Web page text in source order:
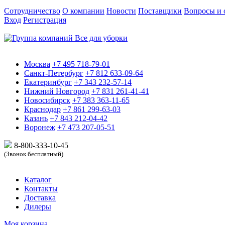
Сотрудничество О компании Новости Поставщики Вопросы и
Вход Регистрация
Москва +7 495 718-79-01
Санкт-Петербург +7 812 633-09-64
Екатеринбург +7 343 232-57-14
Нижний Новгород +7 831 261-41-41
Новосибирск +7 383 363-11-65
Краснодар +7 861 299-63-03
Казань +7 843 212-04-42
Воронеж +7 473 207-05-51
8-800-333-10-45
(Звонок бесплатный)
Каталог
Контакты
Доставка
Дилеры